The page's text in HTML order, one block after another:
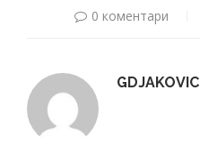
0 коментари
GDJAKOVIC